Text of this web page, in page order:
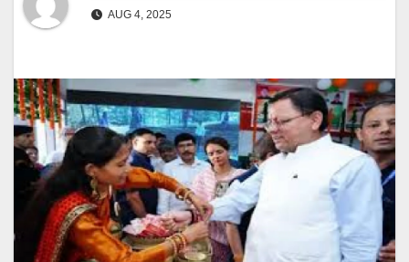
AUG 4, 2025